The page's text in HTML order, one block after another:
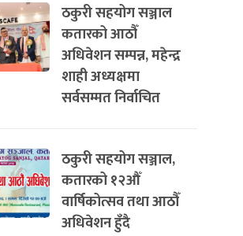
ठकुरी सहयोग सञ्जाल
कतारको आठौँ
अधिवेशन सम्पन्न, महेन्द्र
शाही अध्यक्षमा
सर्वसम्मत निर्वाचित
ठकुरी सहयोग सञ्जाल,
कतारको १२औँ
वार्षिकोत्सव तथा आठौँ
अधिवेशन हुँदै